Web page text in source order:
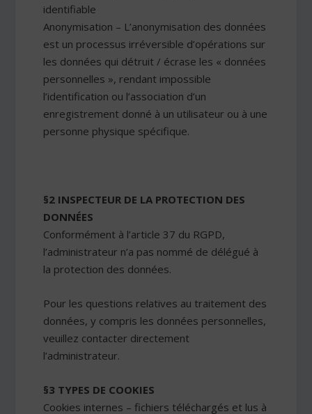
identifiable
Anonymisation – L’anonymisation des données
est un processus irréversible d’opérations sur
les données qui détruit / écrase les « données
personnelles », rendant impossible
l’identification ou l’association d’un
enregistrement donné à un utilisateur ou à une
personne physique spécifique.
§2 INSPECTEUR DE LA PROTECTION DES
DONNÉES
Conformément à l’article 37 du RGPD,
l’administrateur n’a pas nommé de délégué à
la protection des données.
Pour les questions relatives au traitement des
données, y compris les données personnelles,
veuillez contacter directement
l’administrateur.
§3 TYPES DE COOKIES
Cookies internes – fichiers téléchargés et lus à